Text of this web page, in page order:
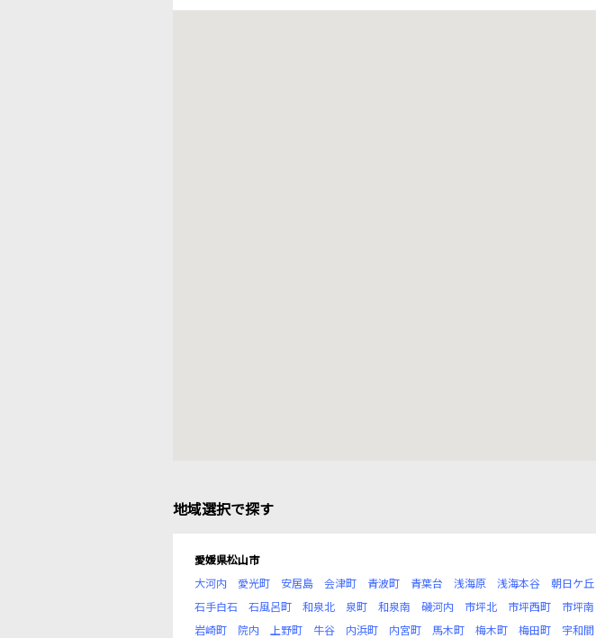
地域選択で探す
愛媛県松山市
大河内
愛光町 安居島 会津町 青波町 青葉台 浅海原 浅海本谷 朝日ケ丘
石手白石
石風呂町 和泉北 泉町 和泉南 磯河内 市坪北 市坪西町 市坪南
岩崎町
院内 上野町 牛谷 内浜町 内宮町 馬木町 梅木町 梅田町 宇和間